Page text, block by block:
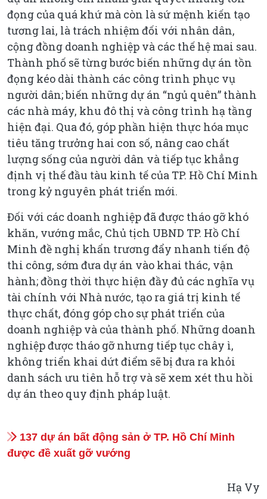
đọng của quá khứ mà còn là sứ mệnh kiến tạo
tương lai, là trách nhiệm đối với nhân dân,
cộng đồng doanh nghiệp và các thế hệ mai sau.
Thành phố sẽ từng bước biến những dự án tồn
đọng kéo dài thành các công trình phục vụ
người dân; biến những dự án “ngủ quên” thành
các nhà máy, khu đô thị và công trình hạ tầng
hiện đại. Qua đó, góp phần hiện thực hóa mục
tiêu tăng trưởng hai con số, nâng cao chất
lượng sống của người dân và tiếp tục khẳng
định vị thế đầu tàu kinh tế của TP. Hồ Chí Minh
trong kỷ nguyên phát triển mới.
Đối với các doanh nghiệp đã được tháo gỡ khó
khăn, vướng mắc, Chủ tịch UBND TP. Hồ Chí
Minh đề nghị khẩn trương đẩy nhanh tiến độ
thi công, sớm đưa dự án vào khai thác, vận
hành; đồng thời thực hiện đầy đủ các nghĩa vụ
tài chính với Nhà nước, tạo ra giá trị kinh tế
thực chất, đóng góp cho sự phát triển của
doanh nghiệp và của thành phố. Những doanh
nghiệp được tháo gỡ nhưng tiếp tục chây ì,
không triển khai dứt điểm sẽ bị đưa ra khỏi
danh sách ưu tiên hỗ trợ và sẽ xem xét thu hồi
dự án theo quy định pháp luật.
137 dự án bất động sản ở TP. Hồ Chí Minh
được đề xuất gỡ vướng
Hạ Vy